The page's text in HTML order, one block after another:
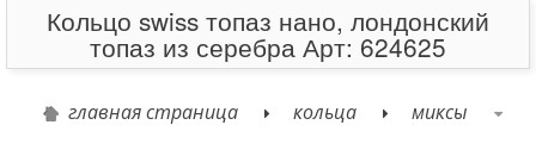
Кольцо swiss топаз нано, лондонский
топаз из серебра Арт: 624625
главная страница кольца миксы